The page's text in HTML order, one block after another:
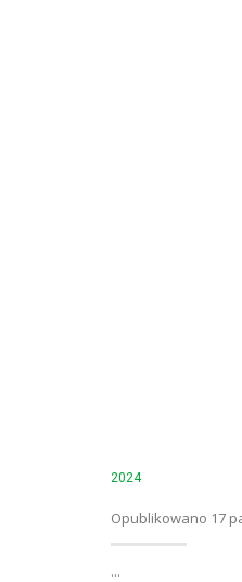
2024
Opublikowano 17
...